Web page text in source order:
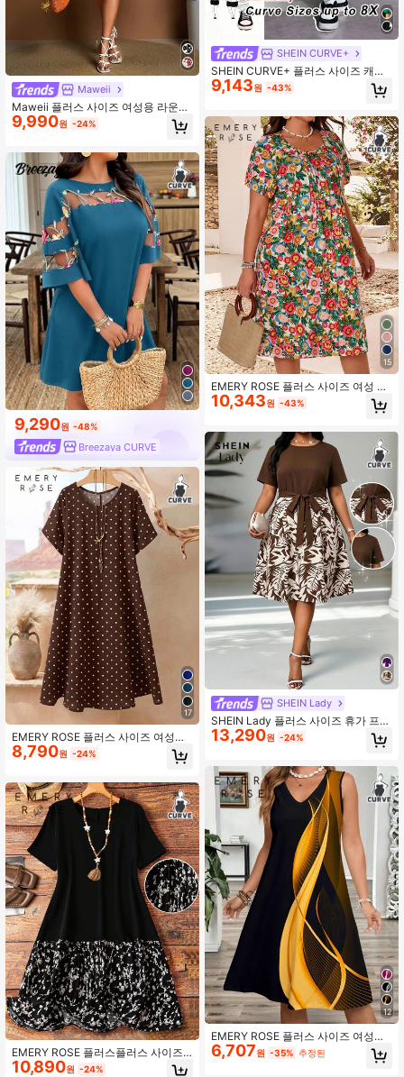
Maweii
Maweii 플러스 사이즈 여성용 라운드
넥 플로럴 컬러 블록 디지털 프린트 캡
슬리브 드레스/선드레스, 캐주얼 패션
9,990원 -24%
9,290원 -48%
Breezaya CURVE
17
EMERY ROSE 플러스 사이즈 여성용
라운드 넥 반팔 루즈핏 폴카 도트 드레
스
8,790원 -24%
EMERY ROSE 플러스플러스 사이즈
디티시 플로럴 라운드 넥 캐주얼 반팔
10,890원 -24%
SHEIN CURVE+
SHEIN CURVE+ 플러스 사이즈 캐주
얼 귀여운 카툰 곰 패턴 루즈 라운드
넥 반팔 미니 드레스, 커브 플러스, 호
해변 휴가 의상/해변 필수품/졸업/티
파티 드레스
9,143원 -43%
15
EMERY ROSE 플러스 사이즈 여성 여
름 해변 휴가 플로럴 프린트 버블 반팔
루즈핏 플리츠 드레스
10,343원 -43%
SHEIN Lady
SHEIN Lady 플러스 사이즈 휴가 프린
트 대비 컬러 타이업 반팔 라운드 넥
드레스
13,290원 -24%
12
EMERY ROSE 플러스 사이즈 여성용
컬러블록 추상 프린트 민소매 드레스,
휴가용 V넥 민소매 탱크 드레스, 패션
6,707원 -35% 추정된